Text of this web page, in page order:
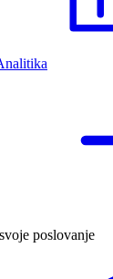
poslovanje